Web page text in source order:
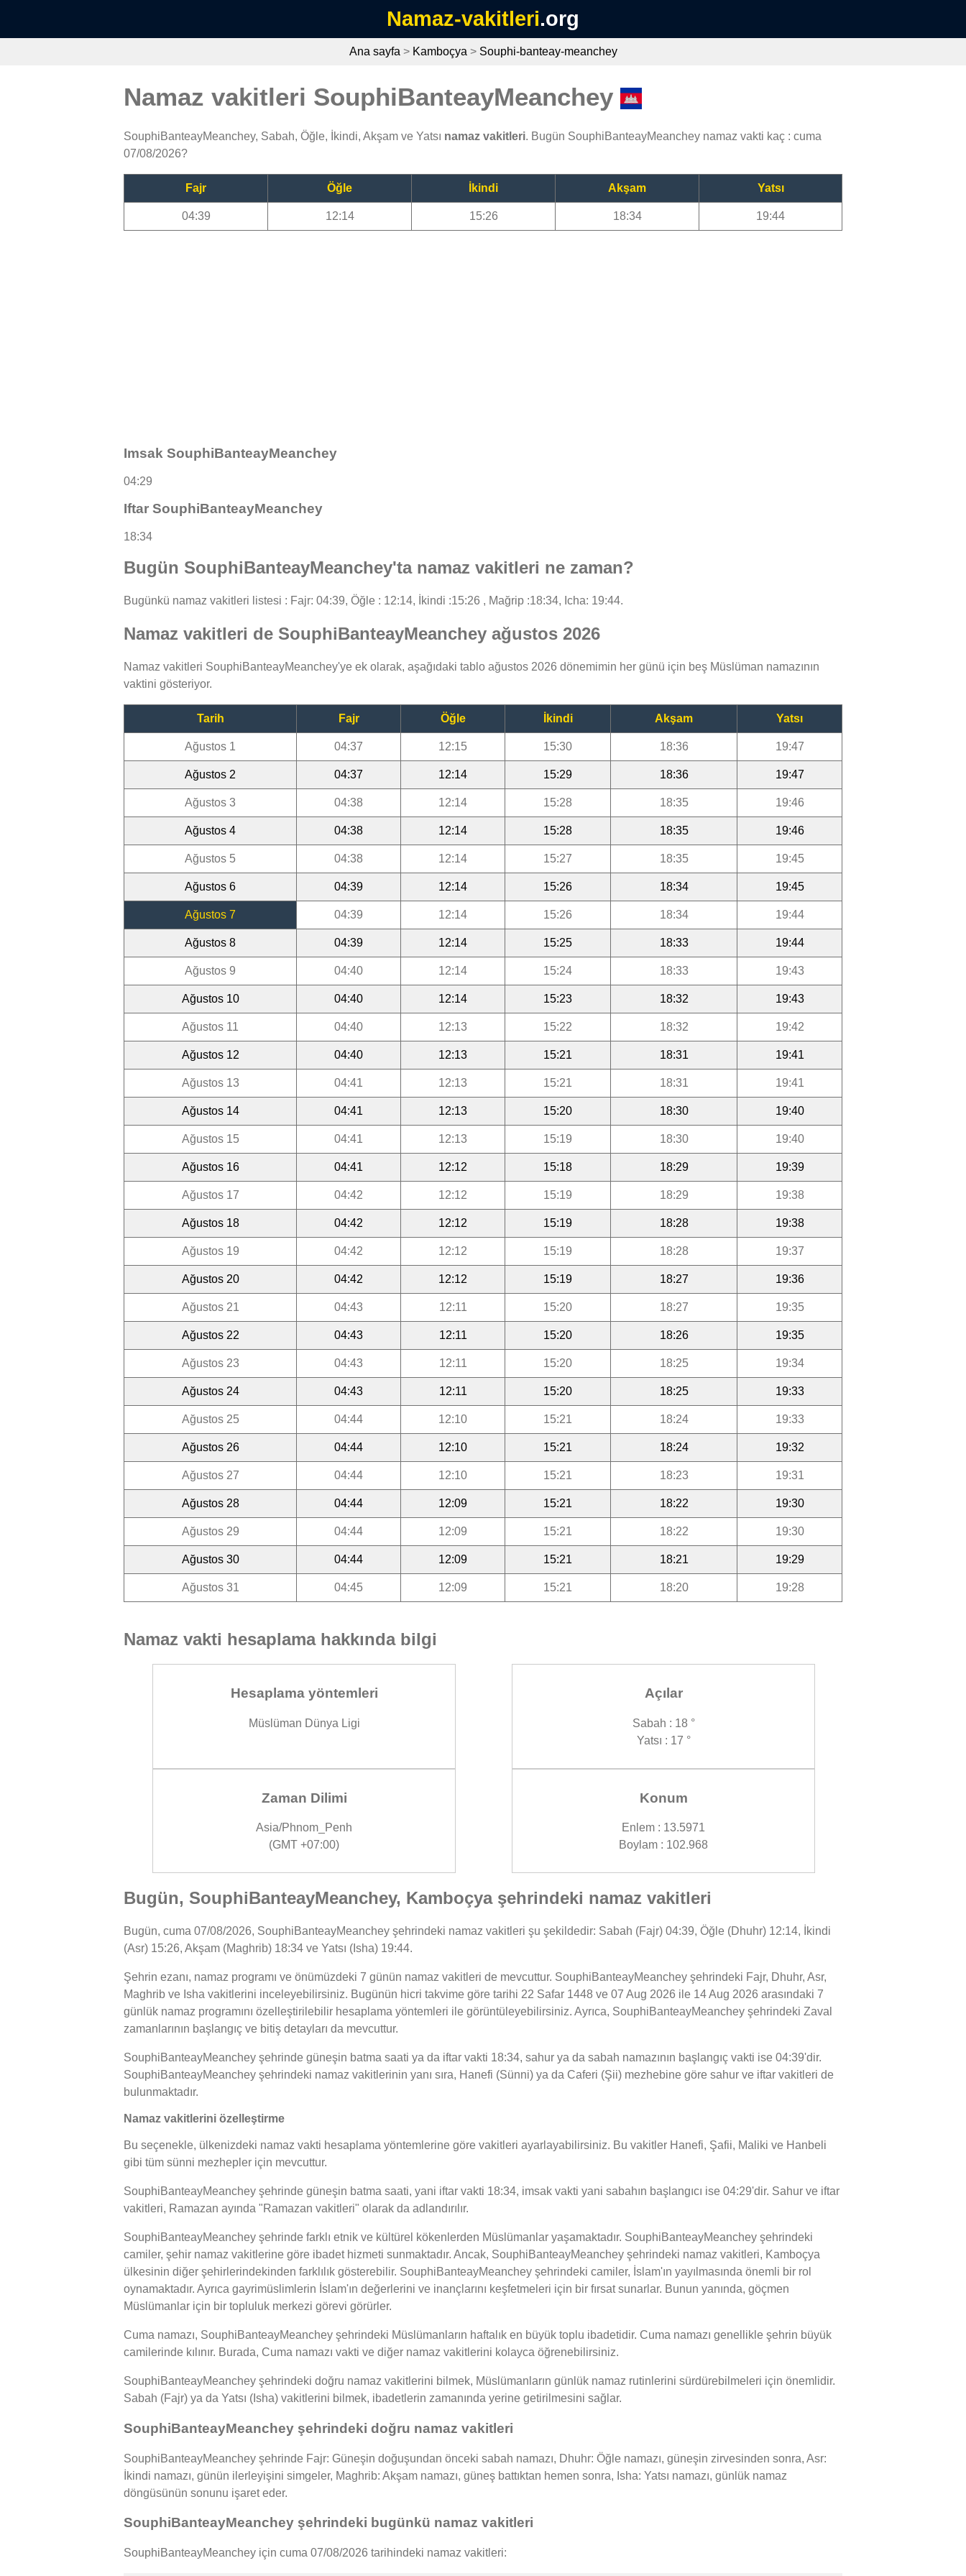
Namaz-vakitleri.org
Ana sayfa > Kamboçya > Souphi-banteay-meanchey
Namaz vakitleri SouphiBanteayMeanchey
SouphiBanteayMeanchey, Sabah, Öğle, İkindi, Akşam ve Yatsı namaz vakitleri. Bugün SouphiBanteayMeanchey namaz vakti kaç : cuma
07/08/2026?
Fajr Öğle İkindi Akşam Yatsı
04:39 12:14 15:26 18:34 19:44
Imsak SouphiBanteayMeanchey
04:29
Iftar SouphiBanteayMeanchey
18:34
Bugün SouphiBanteayMeanchey'ta namaz vakitleri ne zaman?
Bugünkü namaz vakitleri listesi : Fajr: 04:39, Öğle : 12:14, İkindi :15:26 , Mağrip :18:34, Icha: 19:44.
Namaz vakitleri de SouphiBanteayMeanchey ağustos 2026
Namaz vakitleri SouphiBanteayMeanchey'ye ek olarak, aşağıdaki tablo ağustos 2026 dönemimin her günü için beş Müslüman namazının
vaktini gösteriyor.
Tarih Fajr Öğle İkindi Akşam Yatsı
Ağustos 1 04:37 12:15 15:30 18:36 19:47
Ağustos 2 04:37 12:14 15:29 18:36 19:47
Ağustos 3 04:38 12:14 15:28 18:35 19:46
Ağustos 4 04:38 12:14 15:28 18:35 19:46
Ağustos 5 04:38 12:14 15:27 18:35 19:45
Ağustos 6 04:39 12:14 15:26 18:34 19:45
Ağustos 7 04:39 12:14 15:26 18:34 19:44
Ağustos 8 04:39 12:14 15:25 18:33 19:44
Ağustos 9 04:40 12:14 15:24 18:33 19:43
Ağustos 10 04:40 12:14 15:23 18:32 19:43
Ağustos 11 04:40 12:13 15:22 18:32 19:42
Ağustos 12 04:40 12:13 15:21 18:31 19:41
Ağustos 13 04:41 12:13 15:21 18:31 19:41
Ağustos 14 04:41 12:13 15:20 18:30 19:40
Ağustos 15 04:41 12:13 15:19 18:30 19:40
Ağustos 16 04:41 12:12 15:18 18:29 19:39
Ağustos 17 04:42 12:12 15:19 18:29 19:38
Ağustos 18 04:42 12:12 15:19 18:28 19:38
Ağustos 19 04:42 12:12 15:19 18:28 19:37
Ağustos 20 04:42 12:12 15:19 18:27 19:36
Ağustos 21 04:43 12:11 15:20 18:27 19:35
Ağustos 22 04:43 12:11 15:20 18:26 19:35
Ağustos 23 04:43 12:11 15:20 18:25 19:34
Ağustos 24 04:43 12:11 15:20 18:25 19:33
Ağustos 25 04:44 12:10 15:21 18:24 19:33
Ağustos 26 04:44 12:10 15:21 18:24 19:32
Ağustos 27 04:44 12:10 15:21 18:23 19:31
Ağustos 28 04:44 12:09 15:21 18:22 19:30
Ağustos 29 04:44 12:09 15:21 18:22 19:30
Ağustos 30 04:44 12:09 15:21 18:21 19:29
Ağustos 31 04:45 12:09 15:21 18:20 19:28
Namaz vakti hesaplama hakkında bilgi
Hesaplama yöntemleri
Müslüman Dünya Ligi
Açılar
Sabah : 18 °
Yatsı : 17 °
Zaman Dilimi
Asia/Phnom_Penh
(GMT +07:00)
Konum
Enlem : 13.5971
Boylam : 102.968
Bugün, SouphiBanteayMeanchey, Kamboçya şehrindeki namaz vakitleri
Bugün, cuma 07/08/2026, SouphiBanteayMeanchey şehrindeki namaz vakitleri şu şekildedir: Sabah (Fajr) 04:39, Öğle (Dhuhr) 12:14, İkindi
(Asr) 15:26, Akşam (Maghrib) 18:34 ve Yatsı (Isha) 19:44.
Şehrin ezanı, namaz programı ve önümüzdeki 7 günün namaz vakitleri de mevcuttur. SouphiBanteayMeanchey şehrindeki Fajr, Dhuhr, Asr,
Maghrib ve Isha vakitlerini inceleyebilirsiniz. Bugünün hicri takvime göre tarihi 22 Safar 1448 ve 07 Aug 2026 ile 14 Aug 2026 arasındaki 7
günlük namaz programını özelleştirilebilir hesaplama yöntemleri ile görüntüleyebilirsiniz. Ayrıca, SouphiBanteayMeanchey şehrindeki Zaval
zamanlarının başlangıç ve bitiş detayları da mevcuttur.
SouphiBanteayMeanchey şehrinde güneşin batma saati ya da iftar vakti 18:34, sahur ya da sabah namazının başlangıç vakti ise 04:39'dir.
SouphiBanteayMeanchey şehrindeki namaz vakitlerinin yanı sıra, Hanefi (Sünni) ya da Caferi (Şii) mezhebine göre sahur ve iftar vakitleri de
bulunmaktadır.
Namaz vakitlerini özelleştirme
Bu seçenekle, ülkenizdeki namaz vakti hesaplama yöntemlerine göre vakitleri ayarlayabilirsiniz. Bu vakitler Hanefi, Şafii, Maliki ve Hanbeli
gibi tüm sünni mezhepler için mevcuttur.
SouphiBanteayMeanchey şehrinde güneşin batma saati, yani iftar vakti 18:34, imsak vakti yani sabahın başlangıcı ise 04:29'dir. Sahur ve iftar
vakitleri, Ramazan ayında "Ramazan vakitleri" olarak da adlandırılır.
SouphiBanteayMeanchey şehrinde farklı etnik ve kültürel kökenlerden Müslümanlar yaşamaktadır. SouphiBanteayMeanchey şehrindeki
camiler, şehir namaz vakitlerine göre ibadet hizmeti sunmaktadır. Ancak, SouphiBanteayMeanchey şehrindeki namaz vakitleri, Kamboçya
ülkesinin diğer şehirlerindekinden farklılık gösterebilir. SouphiBanteayMeanchey şehrindeki camiler, İslam'ın yayılmasında önemli bir rol
oynamaktadır. Ayrıca gayrimüslimlerin İslam'ın değerlerini ve inançlarını keşfetmeleri için bir fırsat sunarlar. Bunun yanında, göçmen
Müslümanlar için bir topluluk merkezi görevi görürler.
Cuma namazı, SouphiBanteayMeanchey şehrindeki Müslümanların haftalık en büyük toplu ibadetidir. Cuma namazı genellikle şehrin büyük
camilerinde kılınır. Burada, Cuma namazı vakti ve diğer namaz vakitlerini kolayca öğrenebilirsiniz.
SouphiBanteayMeanchey şehrindeki doğru namaz vakitlerini bilmek, Müslümanların günlük namaz rutinlerini sürdürebilmeleri için önemlidir.
Sabah (Fajr) ya da Yatsı (Isha) vakitlerini bilmek, ibadetlerin zamanında yerine getirilmesini sağlar.
SouphiBanteayMeanchey şehrindeki doğru namaz vakitleri
SouphiBanteayMeanchey şehrinde Fajr: Güneşin doğuşundan önceki sabah namazı, Dhuhr: Öğle namazı, güneşin zirvesinden sonra, Asr:
İkindi namazı, günün ilerleyişini simgeler, Maghrib: Akşam namazı, güneş battıktan hemen sonra, Isha: Yatsı namazı, günlük namaz
döngüsünün sonunu işaret eder.
SouphiBanteayMeanchey şehrindeki bugünkü namaz vakitleri
SouphiBanteayMeanchey için cuma 07/08/2026 tarihindeki namaz vakitleri: